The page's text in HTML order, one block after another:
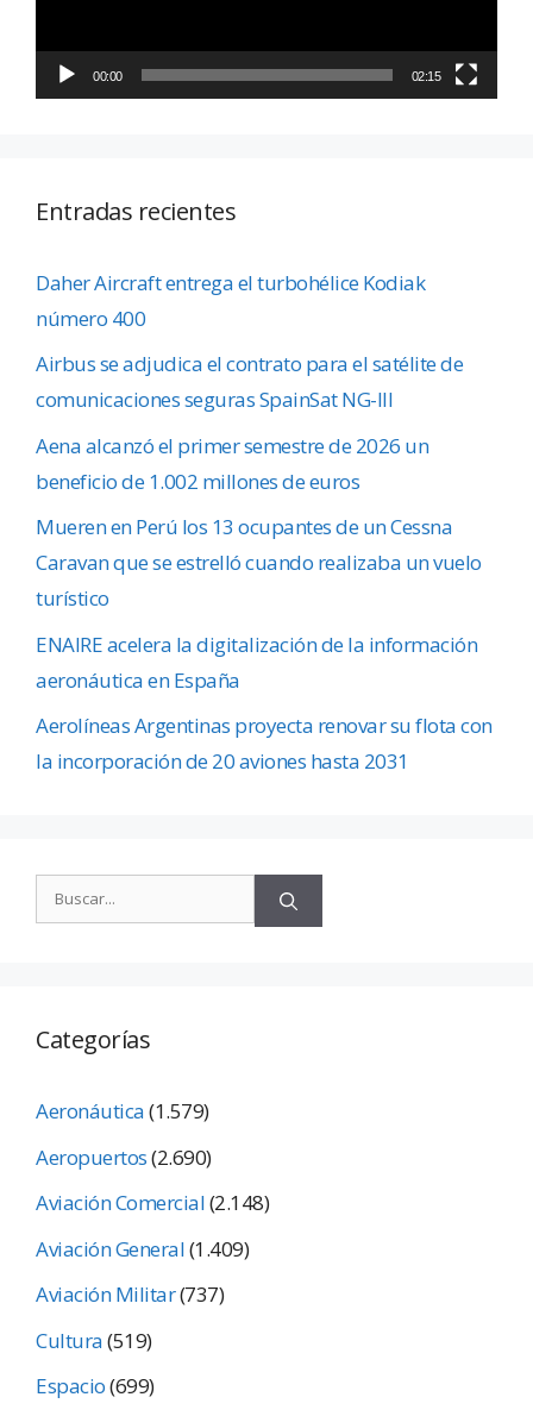
00:00 02:15
Entradas recientes
Daher Aircraft entrega el turbohélice Kodiak
número 400
Airbus se adjudica el contrato para el satélite de
comunicaciones seguras SpainSat NG-III
Aena alcanzó el primer semestre de 2026 un
beneficio de 1.002 millones de euros
Mueren en Perú los 13 ocupantes de un Cessna
Caravan que se estrelló cuando realizaba un vuelo
turístico
ENAIRE acelera la digitalización de la información
aeronáutica en España
Aerolíneas Argentinas proyecta renovar su flota con
la incorporación de 20 aviones hasta 2031
Categorías
Aeronáutica(1.579)
Aeropuertos(2.690)
Aviación Comercial(2.148)
Aviación General(1.409)
Aviación Militar(737)
Cultura(519)
Espacio(699)